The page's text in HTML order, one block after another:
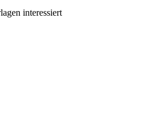
interessiert